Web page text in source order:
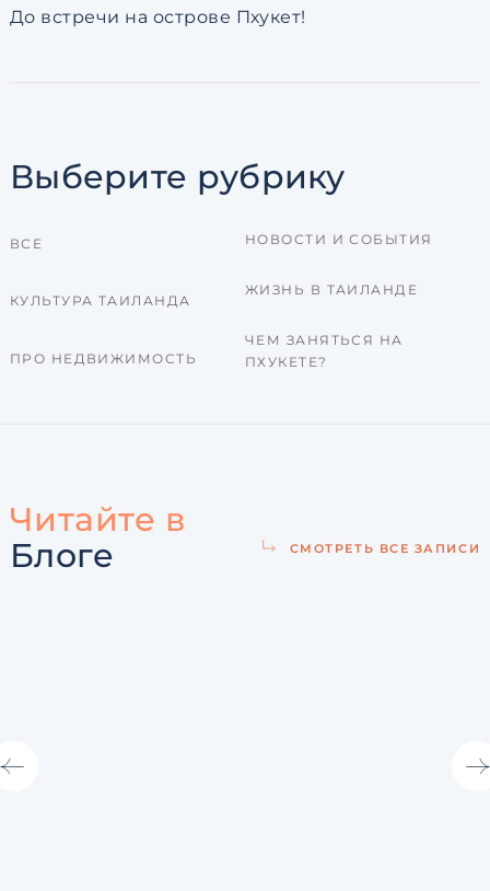
До встречи на острове Пхукет!
Выберите рубрику
ВСЕ
КУЛЬТУРА ТАИЛАНДА
ПРО НЕДВИЖИМОСТЬ
НОВОСТИ И СОБЫТИЯ
ЖИЗНЬ В ТАИЛАНДЕ
ЧЕМ ЗАНЯТЬСЯ НА
ПХУКЕТЕ?
Читайте в
Блоге
СМОТРЕТЬ ВСЕ ЗАПИСИ